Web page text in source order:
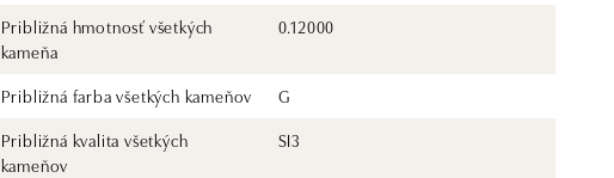
Približná hmotnosť všetkých
kameňa
0.12000
Približná farba všetkých kameňov
G
Približná kvalita všetkých
kameňov
SI3